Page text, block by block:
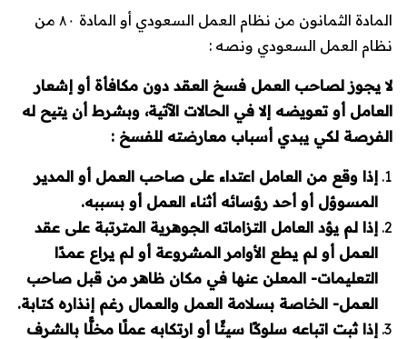
المادة الثمانون من نظام العمل السعودي أو المادة ۸۰ من
نظام العمل السعودي ونصه :
لا يجوز لصاحب العمل فسخ العقد دون مكافأة أو إشعار
العامل أو تعويضه إلا في الحالات الآتية، وبشرط أن يتيح له
الفرصة لكي يبدي أسباب معارضته للفسخ :
إذا وقع من العامل اعتداء على صاحب العمل أو المدير
المسوؤل أو أحد رؤسائه أثناء العمل أو بسببه.
إذا لم يؤد العامل التزاماته الجوهرية المترتبة على عقد
العمل أو لم يطع الأوامر المشروعة أو لم يراع عمدًا
التعليمات- المعلن عنها في مكان ظاهر من قبل صاحب
العمل- الخاصة بسلامة العمل والعمال رغم إنذاره كتابة.
إذا ثبت اتباعه سلوكًا سيئًا أو ارتكابه عملًا مخلًّا بالشرف